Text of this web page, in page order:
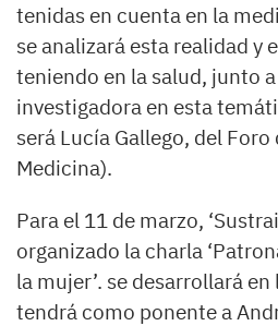
tenidas en cuenta en la
se analizará esta realidad y
teniendo en la salud, junto
investigadora en esta
será Lucía Gallego, del Foro
Medicina).
Para el 11 de marzo,
organizado la charla
la mujer’. se desarrollará en
tendrá como ponente a